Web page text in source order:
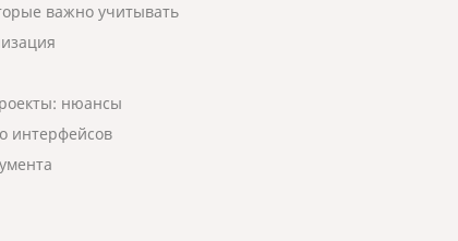
важно учитывать
нюансы
интерфейсов